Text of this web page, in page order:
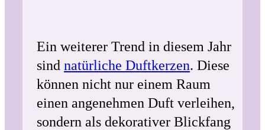
Ein weiterer Trend in diesem Jahr
sind natürliche Duftkerzen. Diese
können nicht nur einem Raum
einen angenehmen Duft verleihen,
sondern als dekorativer Blickfang